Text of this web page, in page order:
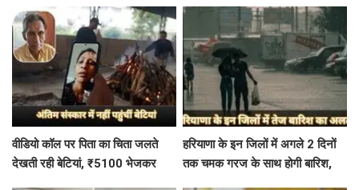
वीडियो कॉल पर पिता का चिता जलते
देखती रही बेटियां, ₹5100 भेजकर
हरियाणा के इन जिलों में अगले 2 दिनों
तक चमक गरज के साथ होगी बारिश,